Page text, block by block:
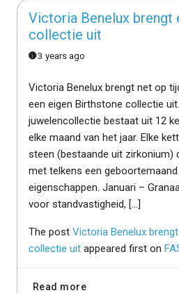
Victoria Benelux brengt
collectie uit
3 years ago
Victoria Benelux brengt net op
een eigen Birthstone collectie
juwelencollectie bestaat uit 12
elke maand van het jaar. Elke
steen (bestaande uit zirkonium)
met telkens een geboortemaand
eigenschappen. Januari –
voor standvastigheid, […]
The post Victoria Benelux
collectie uitappeared first on
Read more